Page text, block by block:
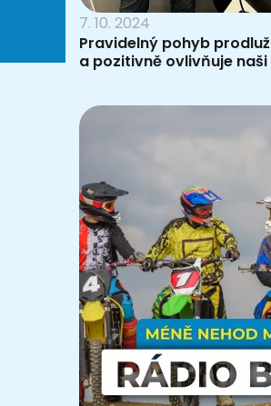
7. 10. 2024
Pravidelný pohyb
a pozitivně ovlivňuje